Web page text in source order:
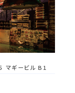
マギービル B1